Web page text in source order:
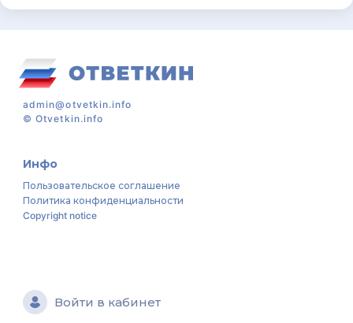
admin@otvetkin.info
©Otvetkin.info
Инфо
Пользовательское соглашение
Политика конфиденциальности
Copyright notice
Войти в кабинет